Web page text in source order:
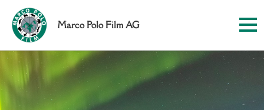
Marco Polo Film AG